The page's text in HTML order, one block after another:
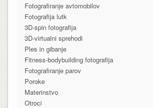
Fotografiranje avtomobilov
Fotografija lutk
3D-spin fotografija
3D-virtualni sprehodi
Ples in gibanje
Fitness-bodybuilding fotografija
Fotografiranje parov
Poroke
Materinstvo
Otroci